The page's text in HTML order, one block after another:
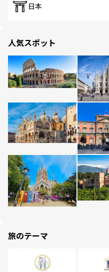
日本
人気スポット
旅のテーマ